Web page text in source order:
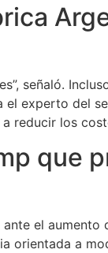
señaló.
experto del
reducir los
que
el aumento
orientada a